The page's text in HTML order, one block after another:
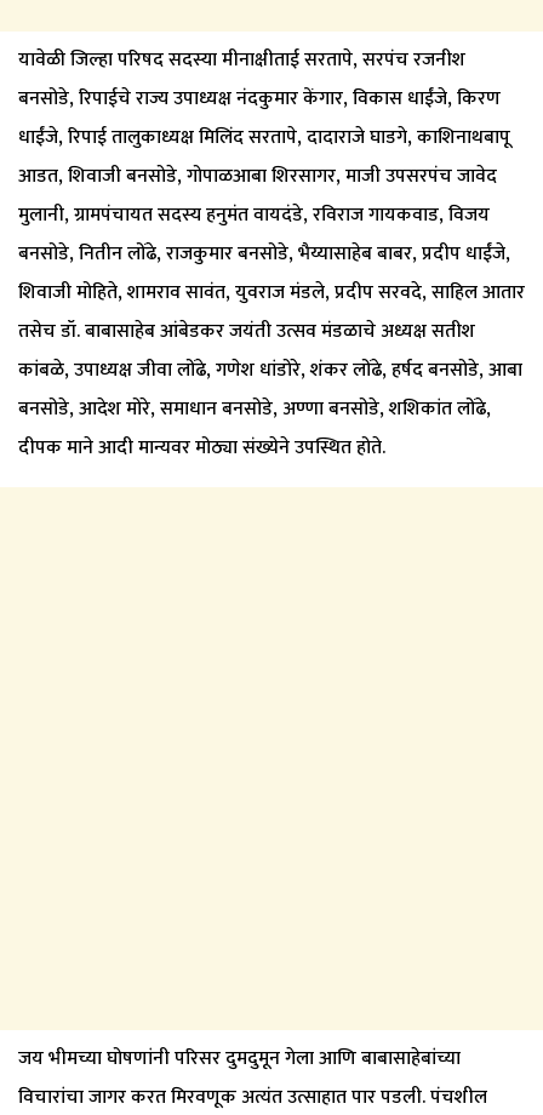
यावेळी जिल्हा परिषद सदस्या मीनाक्षीताई सरतापे, सरपंच रजनीश
बनसोडे, रिपाईचे राज्य उपाध्यक्ष नंदकुमार केंगार, विकास धाईंजे, किरण
धाईंजे, रिपाई तालुकाध्यक्ष मिलिंद सरतापे, दादाराजे घाडगे, काशिनाथबापू
आडत, शिवाजी बनसोडे, गोपाळआबा शिरसागर, माजी उपसरपंच जावेद
मुलानी, ग्रामपंचायत सदस्य हनुमंत वायदंडे, रविराज गायकवाड, विजय
बनसोडे, नितीन लोंढे, राजकुमार बनसोडे, भैय्यासाहेब बाबर, प्रदीप धाईंजे,
शिवाजी मोहिते, शामराव सावंत, युवराज मंडले, प्रदीप सरवदे, साहिल आतार
तसेच डॉ. बाबासाहेब आंबेडकर जयंती उत्सव मंडळाचे अध्यक्ष सतीश
कांबळे, उपाध्यक्ष जीवा लोंढे, गणेश धांडोरे, शंकर लोंढे, हर्षद बनसोडे, आबा
बनसोडे, आदेश मोरे, समाधान बनसोडे, अण्णा बनसोडे, शशिकांत लोंढे,
दीपक माने आदी मान्यवर मोठ्या संख्येने उपस्थित होते.
जय भीमच्या घोषणांनी परिसर दुमदुमून गेला आणि बाबासाहेबांच्या
विचारांचा जागर करत मिरवणूक अत्यंत उत्साहात पार पडली. पंचशील